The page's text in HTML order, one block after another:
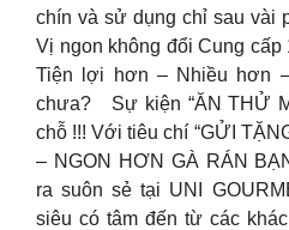
chín và sử dụng chỉ sau vài
Vị ngon không đổi Cung cấp
Tiện lợi hơn – Nhiều hơn
chưa?
Sự kiện “ĂN THỬ
chỗ !!! Với tiêu chí “GỬI
– NGON HƠN GÀ RÁN
ra suôn sẻ tại UNI
siêu có tâm đến từ các